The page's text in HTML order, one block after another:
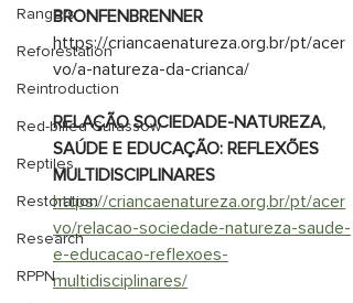
Rangers
Reforestation
Reintroduction
Red-billed Curassow
Reptiles
Restoration
Research
RPPN
BRONFENBRENNER
https://criancaenatureza.org.br/pt/acer
vo/a-natureza-da-crianca/
RELAÇÃO SOCIEDADE-NATUREZA,
SAÚDE E EDUCAÇÃO: REFLEXÕES
MULTIDISCIPLINARES
https://criancaenatureza.org.br/pt/acer
vo/relacao-sociedade-natureza-saude-
e-educacao-reflexoes-
multidisciplinares/